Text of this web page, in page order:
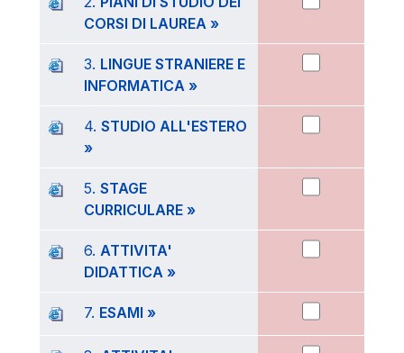
CORSI DI LAUREA »
3. LINGUE STRANIERE E
INFORMATICA »
4. STUDIO ALL'ESTERO
»
5. STAGE
CURRICULARE »
6. ATTIVITA'
DIDATTICA »
7. ESAMI »